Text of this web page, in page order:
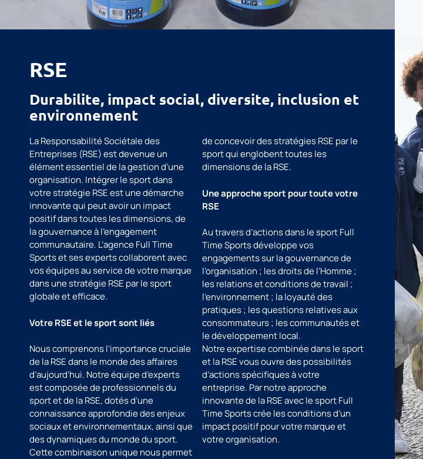
RSE
Durabilite, impact social, diversite, inclusion et
environnement
La Responsabilité Sociétale des
Entreprises (RSE) est devenue un
élément essentiel de la gestion d’une
organisation. Intégrer le sport dans
votre stratégie RSE est une démarche
innovante qui peut avoir un impact
positif dans toutes les dimensions, de
la gouvernance à l’engagement
communautaire. L’agence Full Time
Sports et ses experts collaborent avec
vos équipes au service de votre marque
dans une stratégie RSE par le sport
globale et efficace.
Votre RSE et le sport sont liés
Nous comprenons l’importance cruciale
de la RSE dans le monde des affaires
d’aujourd’hui. Notre équipe d’experts
est composée de professionnels du
sport et de la RSE, dotés d’une
connaissance approfondie des enjeux
sociaux et environnementaux, ainsi que
des dynamiques du monde du sport.
Cette combinaison unique nous permet
de concevoir des stratégies RSE par le
sport qui englobent toutes les
dimensions de la RSE.
Une approche sport pour toute votre
RSE
Au travers d’actions dans le sport Full
Time Sports développe vos
engagements sur la gouvernance de
l’organisation ; les droits de l’Homme ;
les relations et conditions de travail ;
l’environnement ; la loyauté des
pratiques ; les questions relatives aux
consommateurs ; les communautés et
le développement local.
Notre expertise combinée dans le sport
et la RSE vous ouvre des possibilités
d’actions spécifiques à votre
entreprise. Par notre approche
innovante de la RSE avec le sport Full
Time Sports crée les conditions d’un
impact positif pour votre marque et
votre organisation.